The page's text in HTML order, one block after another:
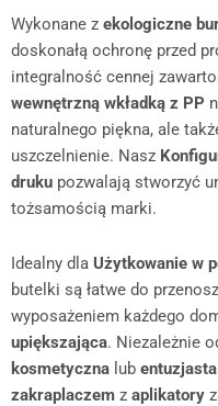
Wykonane z ekologiczne
doskonałą ochronę przed
integralność cennej
wewnętrzną wkładką z PP
naturalnego piękna, ale
uszczelnienie. Nasz
druku pozwalają stworzyć
tożsamością marki.
Idealny dla Użytkowanie w
butelki są łatwe do
wyposażeniem każdego
upiększająca. Niezależnie
kosmetyczna lub
zakraplaczem z aplikatory